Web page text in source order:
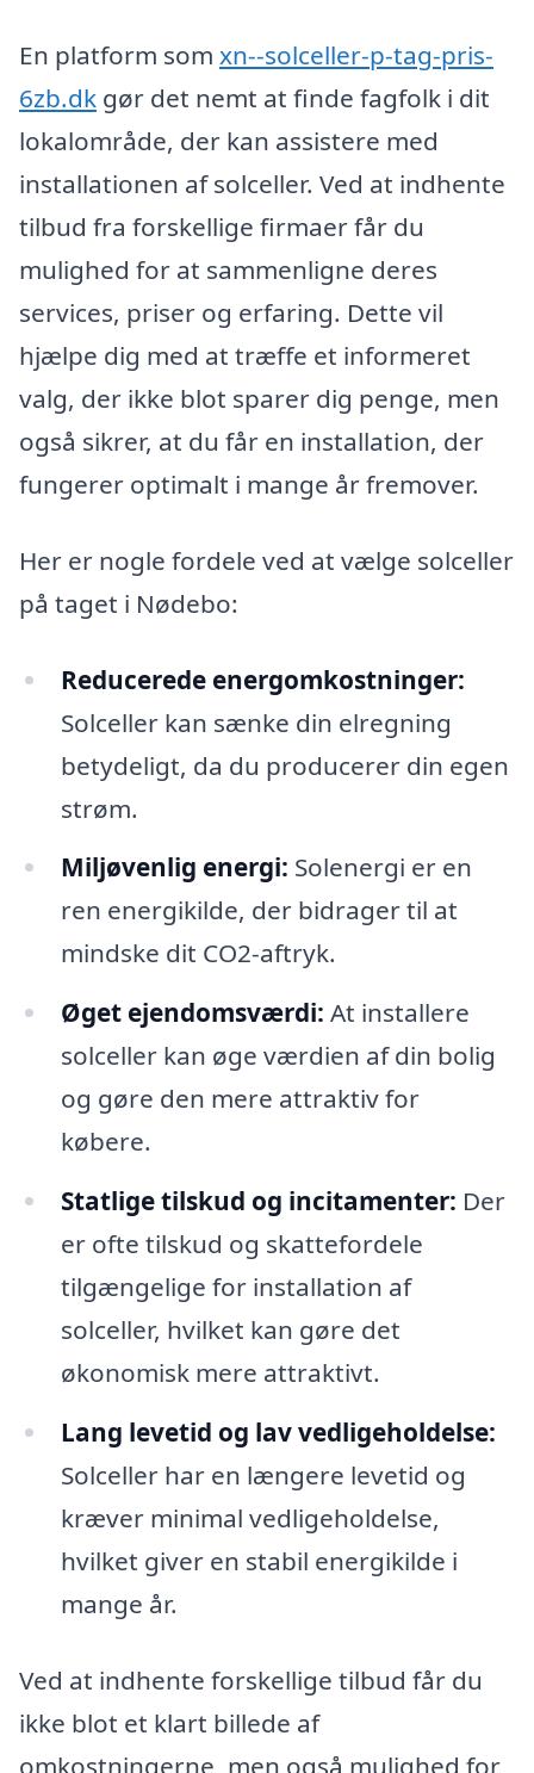
En platform som xn--solceller-p-tag-pris-
6zb.dk gør det nemt at finde fagfolk i dit
lokalområde, der kan assistere med
installationen af solceller. Ved at indhente
tilbud fra forskellige firmaer får du
mulighed for at sammenligne deres
services, priser og erfaring. Dette vil
hjælpe dig med at træffe et informeret
valg, der ikke blot sparer dig penge, men
også sikrer, at du får en installation, der
fungerer optimalt i mange år fremover.
Her er nogle fordele ved at vælge solceller
på taget i Nødebo:
Reducerede energomkostninger:
Solceller kan sænke din elregning
betydeligt, da du producerer din egen
strøm.
Miljøvenlig energi: Solenergi er en
ren energikilde, der bidrager til at
mindske dit CO2-aftryk.
Øget ejendomsværdi: At installere
solceller kan øge værdien af din bolig
og gøre den mere attraktiv for
købere.
Statlige tilskud og incitamenter: Der
er ofte tilskud og skattefordele
tilgængelige for installation af
solceller, hvilket kan gøre det
økonomisk mere attraktivt.
Lang levetid og lav vedligeholdelse:
Solceller har en længere levetid og
kræver minimal vedligeholdelse,
hvilket giver en stabil energikilde i
mange år.
Ved at indhente forskellige tilbud får du
ikke blot et klart billede af
omkostningerne, men også mulighed for